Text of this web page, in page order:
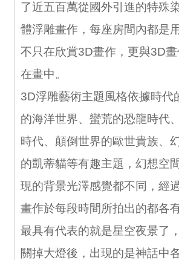
了近五百萬從國外引進的特殊
體浮雕畫作，每座房間內都是
不只在欣賞3D畫作，更與3D
在畫中。
3D浮雕藝術主題風格依據時
的海洋世界、蠻荒的恐龍時代
時代、顛倒世界的歐世貴族、
的凱蒂貓等有趣主題，幻想空
現的背景光澤感覺都不同，經
畫作於每段時間所拍出的都各
最具有代表的就是星空夜景了
關掉大燈後，出現的是神話中